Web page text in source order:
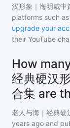
汉形象｜海明威中
platforms such
upgrade your
their YouTube
How
经典硬汉
合集 are
老人与海｜经典硬
years ago and